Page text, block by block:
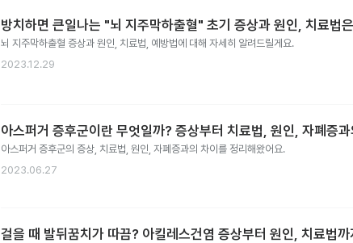
방치하면 큰일나는 "뇌 지주막하출혈" 초기 증상과 원인, 치료법
뇌 지주막하출혈 증상과 원인, 치료법, 예방법에 대해 자세히 알려드릴게요.
2023.12.29
아스퍼거 증후군이란 무엇일까? 증상부터 치료법, 원인, 자폐증과
아스퍼거 증후군의 증상, 치료법, 원인, 자폐증과의 차이를 정리해왔어요.
2023.06.27
걸을 때 발뒤꿈치가 따끔? 아킬레스건염 증상부터 원인, 치료법까